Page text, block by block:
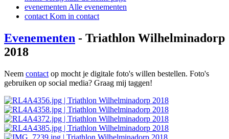
evenementen Alle evenementen
contact Kom in contact
Evenementen - Triathlon Wilhelminadorp
2018
Neem contact op mocht je digitale foto's willen bestellen. Foto's
gebruiken op social media? Graag mij taggen!